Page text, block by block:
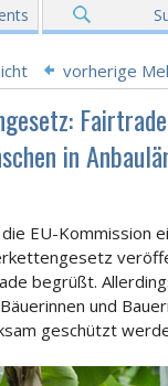
vorherige
in
EU-Kommission
begrüßt.
Bäuerinnen und
geschützt